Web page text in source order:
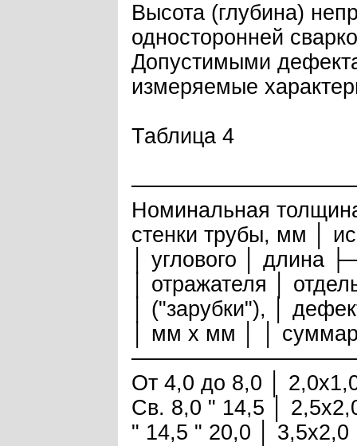
Высота (глубина)
односторонней
Допустимыми
измеряемые
Таблица 4
Номинальная
стенки трубы, мм │
│ углового │
│ отражателя │
│ ("зарубки"), │
│ мм х мм │ │
От 4,0 до 8,0 │
Св. 8,0 " 14,5 │
" 14,5 " 20,0 │